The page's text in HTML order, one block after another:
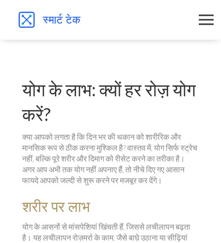
योग के लाभ: क्यों हर रोज़ योग
करें?
क्या आपको लगता है कि दिन भर की थकान को शारीरिक और
मानसिक रूप से ठीक करना मुश्किल है? वास्तव में, योग सिर्फ स्ट्रेच
नहीं, बल्कि पूरे शरीर और दिमाग को रीसेट करने का तरीका है।
अगर आप अभी तक योग नहीं अपनाए हैं, तो नीचे दिए गए आसान
फायदे आपको जल्दी से शुरू करने पर मजबूर कर देंगे।
शरीर पर लाभ
योग के आसनों से मांसपेशियां खिंचती हैं, जिससे लचीलापन बढ़ता
है। यह लचीलापन रोज़मर्रा के काम, जैसे बाघ़े उठाना या सीढ़ियां